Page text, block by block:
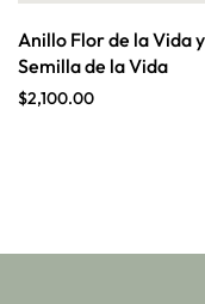
Anillo Flor de la Vida y
Semilla de la Vida
$2,100.00